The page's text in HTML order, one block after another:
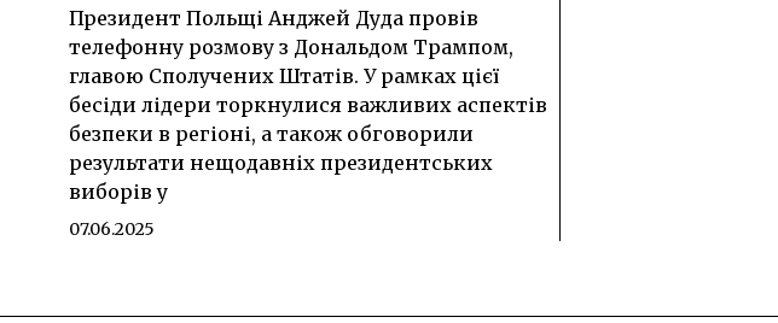
Президент Польщі Анджей Дуда провів
телефонну розмову з Дональдом Трампом,
главою Сполучених Штатів. У рамках цієї
бесіди лідери торкнулися важливих аспектів
безпеки в регіоні, а також обговорили
результати нещодавніх президентських
виборів у
07.06.2025